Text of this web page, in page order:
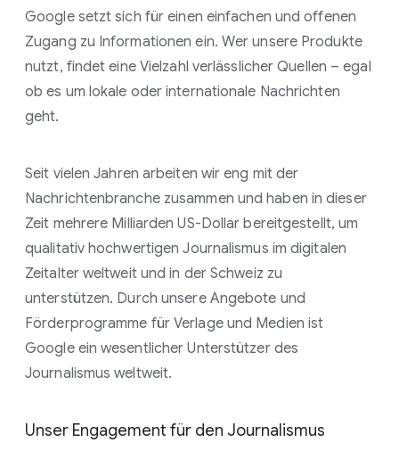
Google setzt sich für einen einfachen und offenen
Zugang zu Informationen ein. Wer unsere Produkte
nutzt, findet eine Vielzahl verlässlicher Quellen – egal
ob es um lokale oder internationale Nachrichten
geht.
Seit vielen Jahren arbeiten wir eng mit der
Nachrichtenbranche zusammen und haben in dieser
Zeit mehrere Milliarden US-Dollar bereitgestellt, um
qualitativ hochwertigen Journalismus im digitalen
Zeitalter weltweit und in der Schweiz zu
unterstützen. Durch unsere Angebote und
Förderprogramme für Verlage und Medien ist
Google ein wesentlicher Unterstützer des
Journalismus weltweit.
Unser Engagement für den Journalismus